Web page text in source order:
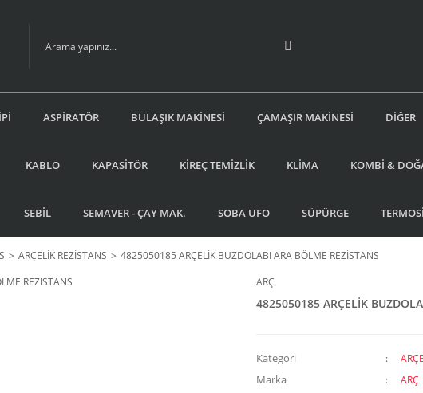
ASPİRATÖR BULAŞIK MAKİNESİ ÇAMAŞIR MAKİNESİ DİĞER
KABLO KAPASİTÖR KİREÇ TEMİZLİK KLİMA KOMBİ &
SEBİL SEMAVER - ÇAY MAK. SOBA UFO SÜPÜRGE
ARÇELİK REZİSTANS
4825050185 ARÇELİK BUZDOLABI ARA BÖLME REZİSTANS
ARÇ
4825050185 ARÇELİK
Kategori
Marka ARÇ